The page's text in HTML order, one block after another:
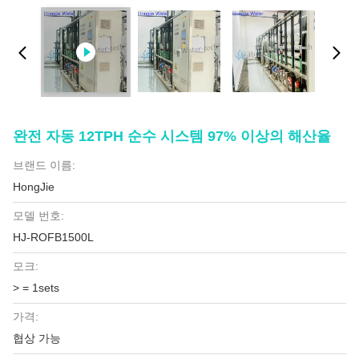
완전 자동 12TPH 순수 시스템 97% 이상의 해산율
브랜드 이름:
HongJie
모델 번호:
HJ-ROFB1500L
모크:
> = 1sets
가격:
협상 가능